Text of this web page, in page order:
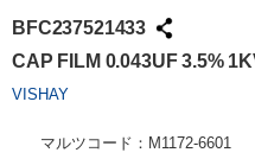
BFC237521433
CAP FILM 0.043UF 3.5%
VISHAY
マルツコード： M1172-6601